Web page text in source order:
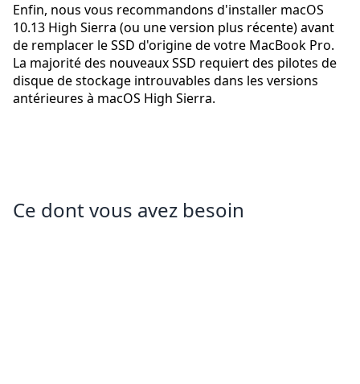
Enfin, nous vous recommandons d'installer macOS
10.13 High Sierra (ou une version plus récente) avant
de remplacer le SSD d'origine de votre MacBook Pro.
La majorité des nouveaux SSD requiert des pilotes de
disque de stockage introuvables dans les versions
antérieures à macOS High Sierra.
Ce dont vous avez besoin